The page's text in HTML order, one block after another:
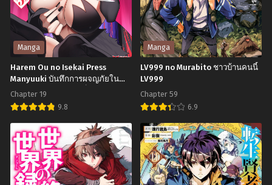
Chapter 228
มิถุนายน 30, 2023
Chapter 227
มิถุนายน 30, 2023
Chapter 226
มิถุนายน 30, 2023
Chapter 225
มิถุนายน 30, 2023
Chapter 224
มิถุนายน 30, 2023
Chapter 223
มิถุนายน 30, 2023
มิถุนายน 30, 2023 มิถุนายน 30, 2023
Chapter 220
มิถุนายน 30, 2023
Chapter 219
มิถุนายน 30, 2023
Manga
Harem Ou no Isekai Press
Manyuuki บันทึกการผจญภัยใน
ต่างโลกของราชาฮาเร็มยอดนัก
ตอก
Chapter 19
9.8
Harem
Ou
no
Isekai
Manga
LV999 no Murabito ชาวบ้านคนนี้
LV999
Chapter 59
6.9
LV999
no
Murabito
ชาว